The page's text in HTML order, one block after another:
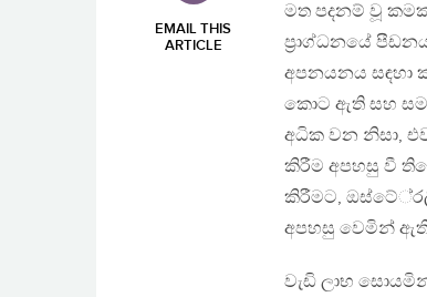
EMAIL THIS
ARTICLE
මත පදනම් වූ
ප‍්‍රාග්ධනයේ
අපනයනය සඳහා
කොට ඇති සහ
අධික වන නිසා,
කිරීම අපහසු වී
කිරීමට,
අපහසු වෙමින්
වැඩි ලාභ